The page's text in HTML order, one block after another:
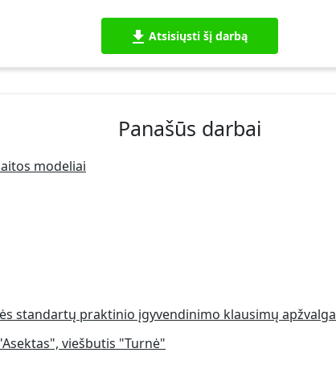
Atsisiųsti šį darbą
Panašūs darbai
modeliai
standartų praktinio įgyvendinimo klausimų apžvalga
viešbutis "Turnė"